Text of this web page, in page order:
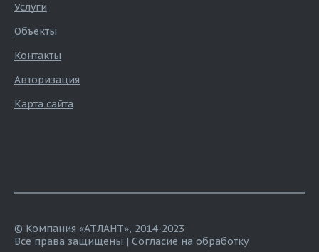
Услуги
Объекты
Контакты
Авторизация
Карта сайта
© Компания «АТЛАНТ», 2014-2023
Все права защищены | Согласие на обработку